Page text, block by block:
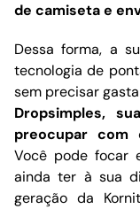
de camiseta e
Dessa forma, a
tecnologia de
sem precisar
Dropsimples,
preocupar com
Você pode focar
ainda ter à sua
geração da